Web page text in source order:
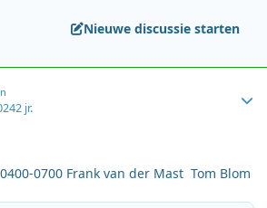
Nieuwe discussie starten
2 jr.
0700 Frank van der Mast Tom Blom